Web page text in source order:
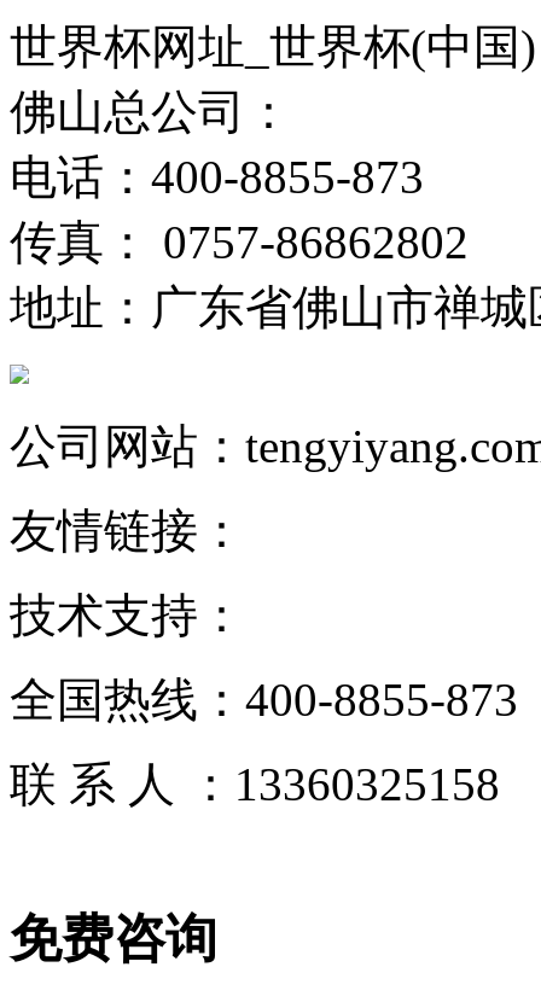
世界杯网址_世界杯(中国)
佛山总公司：
电话：400-8855-873
传真： 0757-86862802
地址：广东省佛山市禅
公司网站：
友情链接：
技术支持：
全国热线： 400-8855-873
联 系 人 ： 13360325158
免费咨询